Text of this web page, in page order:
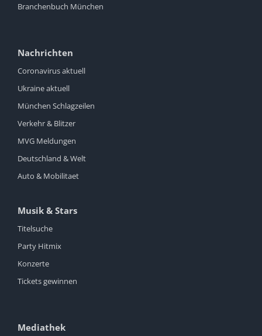
Branchenbuch München
Nachrichten
Coronavirus aktuell
Ukraine aktuell
München Schlagzeilen
Verkehr & Blitzer
MVG Meldungen
Deutschland & Welt
Auto & Mobilitaet
Musik & Stars
Titelsuche
Party Hitmix
Konzerte
Tickets gewinnen
Mediathek